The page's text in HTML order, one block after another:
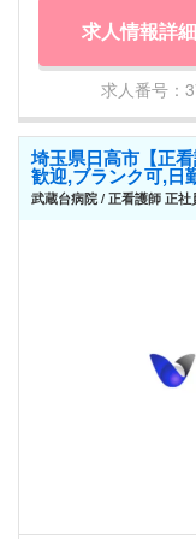
求人情報詳
求人番号：
埼玉県日高市【正
歓迎,ブランク可,日
武蔵台病院 / 正看護師 正社